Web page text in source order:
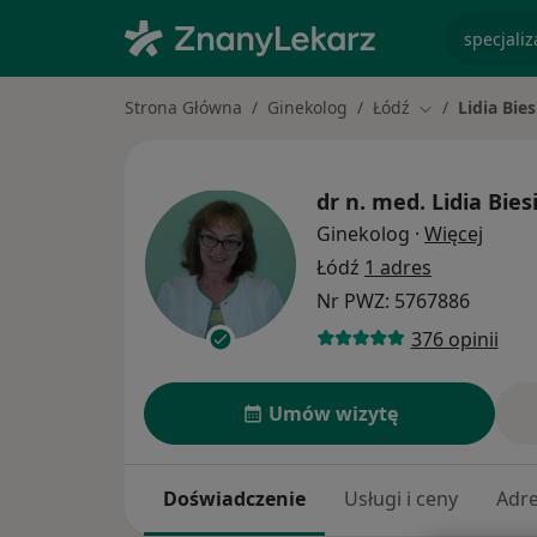
Strona Główna Ginekolog Łódź Zmień miasto
Lidia
dr n. med. Lidia
Ginekolog · Więcej
Łódź 1 adres
Nr PWZ: 5767886
376 opinii
Umów wizytę
Doświadczenie Usługi i ceny